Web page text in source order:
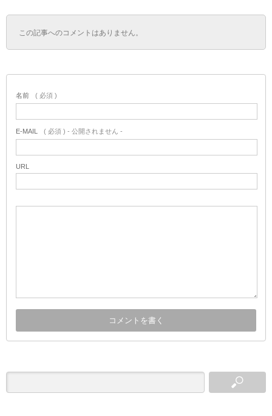
この記事へのコメントはありません。
名前 ( 必須 )
E-MAIL ( 必須 ) - 公開されません -
URL